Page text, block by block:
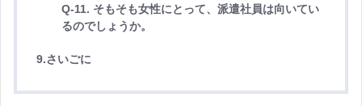
Q-11. そもそも女性にとって、派遣社員は向いてい
るのでしょうか。
9.さいごに